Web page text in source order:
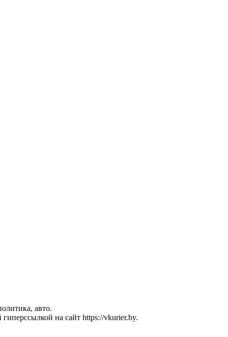
авто.
на сайт https://vkurier.by.